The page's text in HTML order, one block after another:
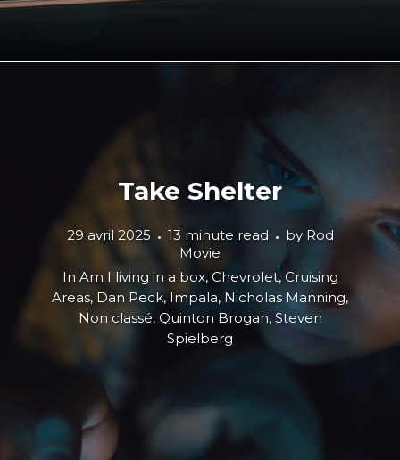
Take Shelter
29 avril 2025 13 minute read by Rod
Movie
In Am I living in a box, Chevrolet, Cruising
Areas, Dan Peck, Impala, Nicholas Manning,
Non classé, Quinton Brogan, Steven
Spielberg